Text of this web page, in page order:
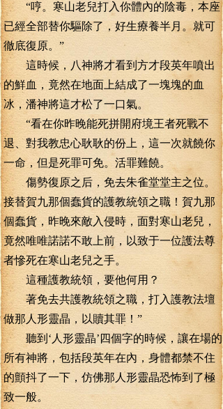
“哼。寒山老兒打入你體內的陰毒，本座
已經全部替你驅除了，好生療養半月。就可
徹底復原。”
這時候，八神將才看到方才段英年噴出
的鮮血，竟然在地面上結成了一塊塊的血
冰，潘神將這才松了一口氣。
“看在你昨晚能死拼開府境王者死戰不
退、對我教忠心耿耿的份上，這一次就饒你
一命，但是死罪可免。活罪難饒。
傷勢復原之后，免去朱雀堂堂主之位。
接替賀九那個蠢貨的護教統領之職！賀九那
個蠢貨，昨晚來敵入侵時，面對寒山老兒，
竟然唯唯諾諾不敢上前，以致于一位護法尊
者慘死在寒山老兒之手。
這種護教統領，要他何用？
著免去共護教統領之職，打入護教法壇
做那人形靈晶，以贖其罪！”
聽到‘人形靈晶’四個字的時候，讓在場的
所有神將，包括段英年在內，身體都禁不住
的顫抖了一下，仿佛那人形靈晶恐怖到了極
致一般。